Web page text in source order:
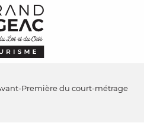
Première du court-métrage